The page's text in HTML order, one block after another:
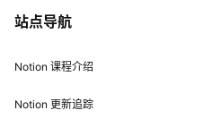
一下实现过程。 创建快捷指令 在 C
herry Studio +…
站点导航
Notion 课程介绍
Notion 更新追踪